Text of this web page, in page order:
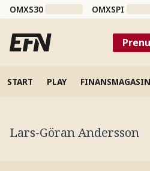
OMXS30 OMXSPI
START PLAY
Lars-Göran Andersson